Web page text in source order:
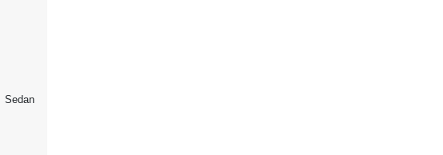
Sedan